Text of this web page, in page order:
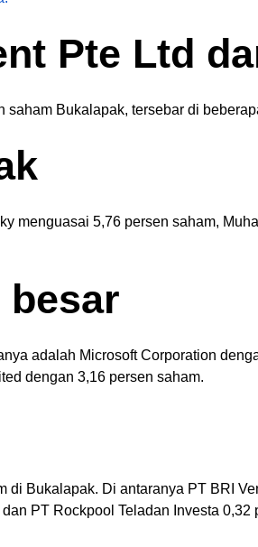
Pte Ltd
Bukalapak, tersebar di
menguasai 5,76 persen saham,
adalah Microsoft Corporation
dengan 3,16 persen saham.
Bukalapak. Di antaranya PT BRI
PT Rockpool Teladan Investa 0,32